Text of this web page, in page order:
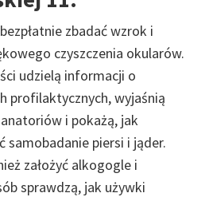
zbadać wzrok i
czyszczenia okularów.
udzielą informacji o
profilaktycznych, wyjaśnią
i pokażą, jak
samobadanie piersi i jąder.
założyć alkogogle i
sprawdzą, jak używki